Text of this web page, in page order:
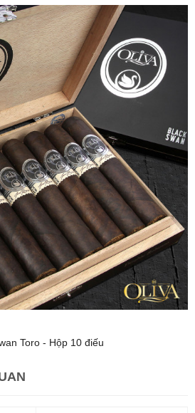
Toro - Hộp 10 điếu